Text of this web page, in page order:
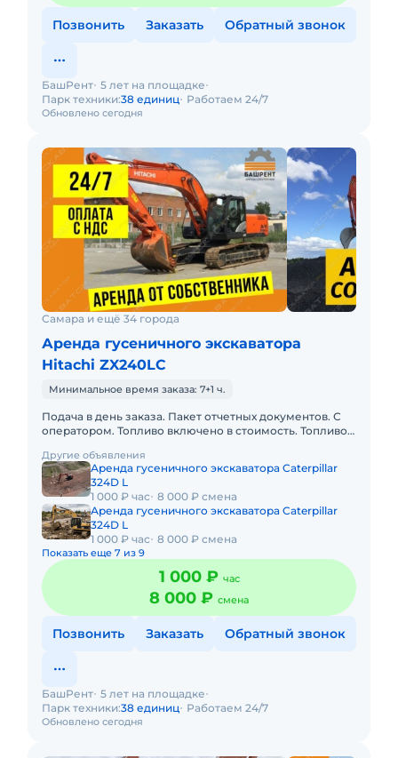
Позвонить Заказать Обратный звонок
Обновлено сегодня
БашРент 5 лет на площадке
Парк техники:38 единиц Работаем 24/7
Самара и ещё 34 города
Аренда гусеничного экскаватора
Hitachi ZX240LC
Минимальное время заказа: 7+1 ч.
Подача в день заказа. Пакет отчетных документов. С
оператором. Топливо включено в стоимость. Топливо
Краткосрочная а
Другие объявления
Аренда гусеничного экскаватора Caterpillar
324D L
1 000 ₽ час
8 000 ₽ смена
Аренда гусеничного экскаватора Caterpillar
324D L
1 000 ₽ час
8 000 ₽ смена
Показать еще 7 из 9
1 000 ₽ час
8 000 ₽ смена
Позвонить Заказать Обратный звонок
Обновлено сегодня
БашРент 5 лет на площадке
Парк техники:38 единиц Работаем 24/7